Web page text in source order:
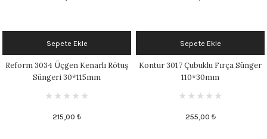
Sepete Ekle
Reform 3034 Üçgen Kenarlı Rötuş
Süngeri 30*115mm
215,00 ₺
Sepete Ekle
Kontur 3017 Çubuklu Fırça Sünger
110*30mm
255,00 ₺